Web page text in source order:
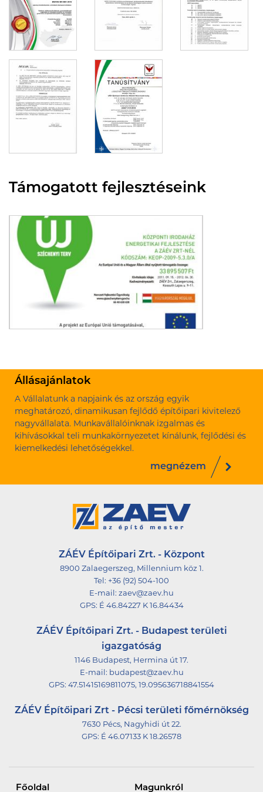
Támogatott fejlesztéseink
Állásajánlatok
A Vállalatunk a napjaink és az ország egyik
meghatározó, dinamikusan fejlődő építőipari kivitelező
nagyvállalata. Munkavállalóinknak izgalmas és
kihívásokkal teli munkakörnyezetet kínálunk, fejlődési és
kiemelkedési lehetőségekkel.
megnézem
ZÁÉV Építőipari Zrt. - Központ
8900 Zalaegerszeg, Millennium köz 1.
Tel: +36 (92) 504-100
E-mail: zaev@zaev.hu
GPS: É 46.84227 K 16.84434
ZÁÉV Építőipari Zrt. - Budapest területi
igazgatóság
1146 Budapest, Hermina út 17.
E-mail: budapest@zaev.hu
GPS: 47.51415169811075, 19.095636718841554
ZÁÉV Építőipari Zrt - Pécsi területi főmérnökség
7630 Pécs, Nagyhidi út 22.
GPS: É 46.07133 K 18.26578
Főoldal Magunkról